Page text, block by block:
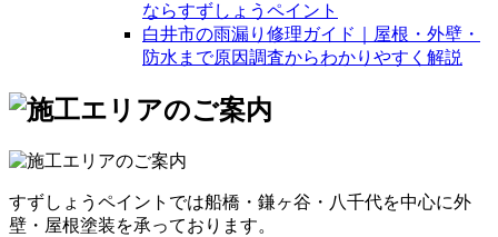
ならすずしょうペイント
白井市の雨漏り修理ガイド｜屋根・外壁・
防水まで原因調査からわかりやすく解説
すずしょうペイントでは船橋・鎌ヶ谷・八千代を中心に外
壁・屋根塗装を承っております。